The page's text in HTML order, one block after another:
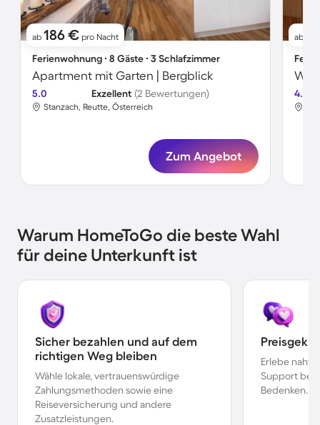
ab 186 € pro Nacht
Ferienwohnung ∙ 8 Gäste ∙ 3 Schlafzimmer
Apartment mit Garten | Bergblick
5.0 Exzellent (2 Bewertungen)
Stanzach, Reutte, Österreich
Zum Angebot
ab
4.5
Warum HomeToGo die beste Wahl
für deine Unterkunft ist
Sicher bezahlen und auf dem
richtigen Weg bleiben
Wähle lokale, vertrauenswürdige
Zahlungsmethoden sowie eine
Reiseversicherung und andere
Zusatzleistungen.
Erlebe
Support bei
Bedenken.